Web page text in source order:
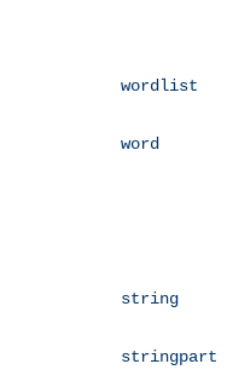
wordlist
word
string